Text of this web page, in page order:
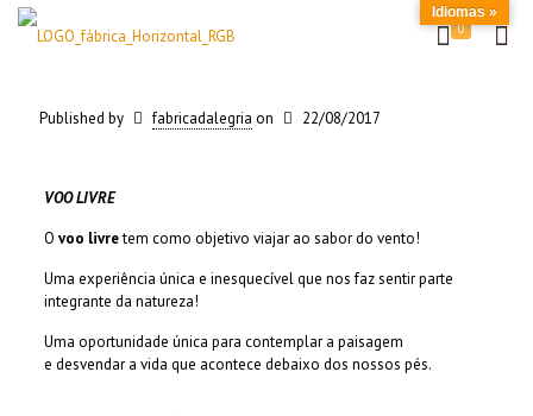
0
Published by fabricadalegria on 22/08/2017
VOO LIVRE
O voo livretem como objetivo viajar ao sabor do vento!
Uma experiência única e inesquecível que nos faz sentir parte
integrante da natureza!
Uma oportunidade única para contemplar a paisagem
e desvendar a vida que acontece debaixo dos nossos pés.
Idiomas »